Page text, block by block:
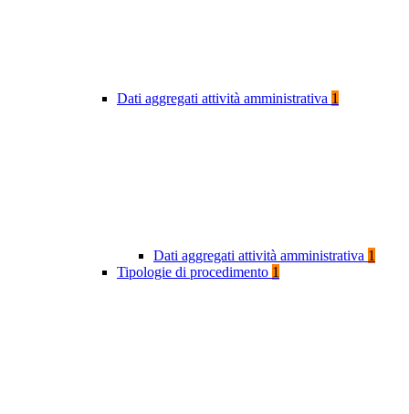
Dati aggregati attività amministrativa 1
Dati aggregati attività amministrativa 1
Tipologie di procedimento 1